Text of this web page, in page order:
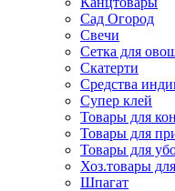
Сад Огород
Свечи
Сетка для
Скатерти
Средства
Супер клей
Товары для
Товары для
Товары для
Хоз.товары
Шпагат